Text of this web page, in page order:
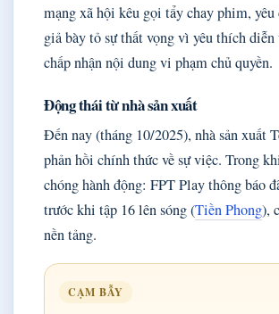
mạng xã hội kêu gọi tẩy chay phim,
giả bày tỏ sự thất vọng vì yêu thích
chấp nhận nội dung vi phạm chủ quyền.
Động thái từ nhà sản xuất
Đến nay (tháng 10/2025), nhà sản xuất
phản hồi chính thức về sự việc. Trong
chóng hành động: FPT Play thông báo
trước khi tập 16 lên sóng (Tiền Phong),
nền tảng.
CẠM BẪY